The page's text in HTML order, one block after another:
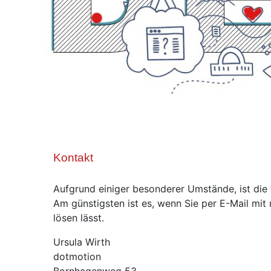
Kontakt
Aufgrund einiger besonderer Umstände, ist
Am günstigsten ist es, wenn Sie per E-Mail
lösen lässt.
Ursula Wirth
dotmotion